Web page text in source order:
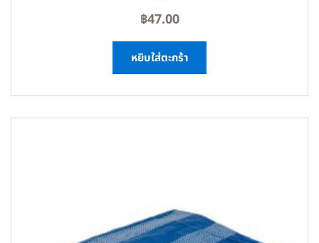
฿47.00
หยิบใส่ตะกร้า